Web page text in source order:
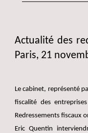
Actualité des
Paris, 21
Le cabinet, représenté
fiscalité des
Redressements fiscaux
Eric Quentin